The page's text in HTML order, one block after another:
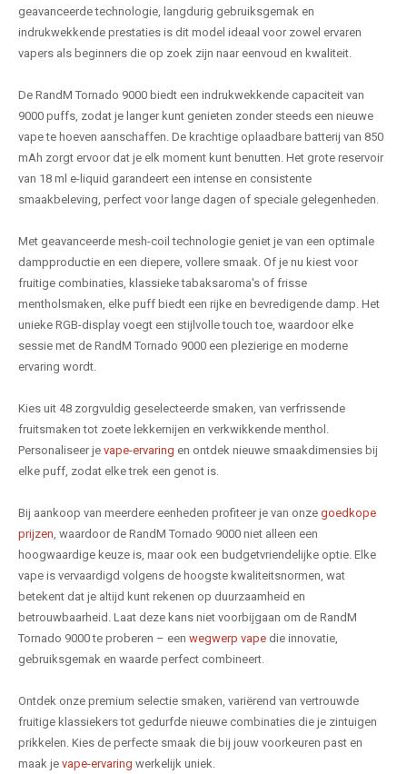
geavanceerde technologie, langdurig gebruiksgemak en
indrukwekkende prestaties is dit model ideaal voor zowel ervaren
vapers als beginners die op zoek zijn naar eenvoud en kwaliteit.
De RandM Tornado 9000 biedt een indrukwekkende capaciteit van
9000 puffs, zodat je langer kunt genieten zonder steeds een nieuwe
vape te hoeven aanschaffen. De krachtige oplaadbare batterij van 850
mAh zorgt ervoor dat je elk moment kunt benutten. Het grote reservoir
van 18 ml e-liquid garandeert een intense en consistente
smaakbeleving, perfect voor lange dagen of speciale gelegenheden.
Met geavanceerde mesh-coil technologie geniet je van een optimale
dampproductie en een diepere, vollere smaak. Of je nu kiest voor
fruitige combinaties, klassieke tabaksaroma's of frisse
mentholsmaken, elke puff biedt een rijke en bevredigende damp. Het
unieke RGB-display voegt een stijlvolle touch toe, waardoor elke
sessie met de RandM Tornado 9000 een plezierige en moderne
ervaring wordt.
Kies uit 48 zorgvuldig geselecteerde smaken, van verfrissende
fruitsmaken tot zoete lekkernijen en verkwikkende menthol.
Personaliseer je vape-ervaring en ontdek nieuwe smaakdimensies bij
elke puff, zodat elke trek een genot is.
Bij aankoop van meerdere eenheden profiteer je van onze goedkope
prijzen , waardoor de RandM Tornado 9000 niet alleen een
hoogwaardige keuze is, maar ook een budgetvriendelijke optie. Elke
vape is vervaardigd volgens de hoogste kwaliteitsnormen, wat
betekent dat je altijd kunt rekenen op duurzaamheid en
betrouwbaarheid. Laat deze kans niet voorbijgaan om de RandM
Tornado 9000 te proberen – een wegwerp vape die innovatie,
gebruiksgemak en waarde perfect combineert.
Ontdek onze premium selectie smaken, variërend van vertrouwde
fruitige klassiekers tot gedurfde nieuwe combinaties die je zintuigen
prikkelen. Kies de perfecte smaak die bij jouw voorkeuren past en
maak je vape-ervaring werkelijk uniek.